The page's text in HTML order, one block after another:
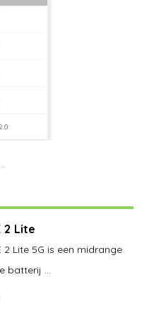
2 Lite
2 Lite 5G is een midrange
batterij ...